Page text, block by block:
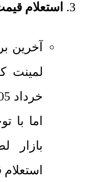
استعلام
آخرین
اما با
بازار